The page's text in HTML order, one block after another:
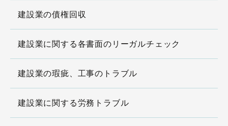
建設業の債権回収
建設業に関する各書面のリーガルチェック
建設業の瑕疵、工事のトラブル
建設業に関する労務トラブル